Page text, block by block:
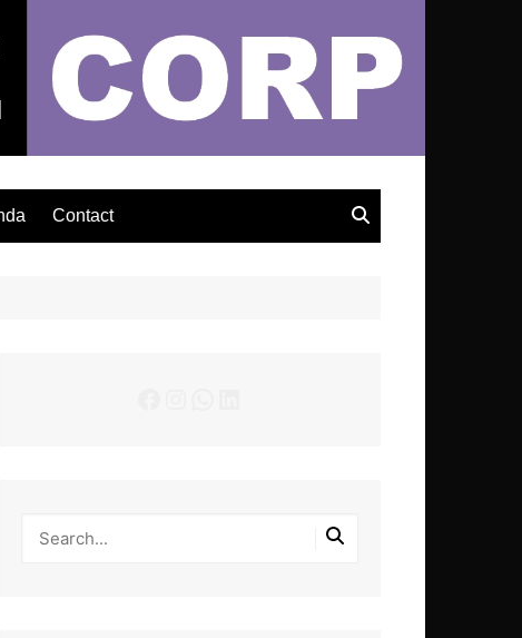
Actualités Musicales
Contact